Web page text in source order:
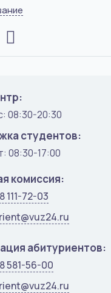
08:30-20:30
студентов:
08:30-17:00
комиссия:
111-72-03
абитуриентов:
581-56-00